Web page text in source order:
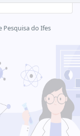
Pesquisa do Ifes